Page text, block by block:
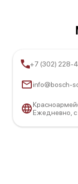
+7 (302) 228-
info@bosch-
Ежедневно,